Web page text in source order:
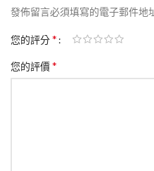
發佈留言必須填寫的電子郵件地
您的評分*
您的評價*